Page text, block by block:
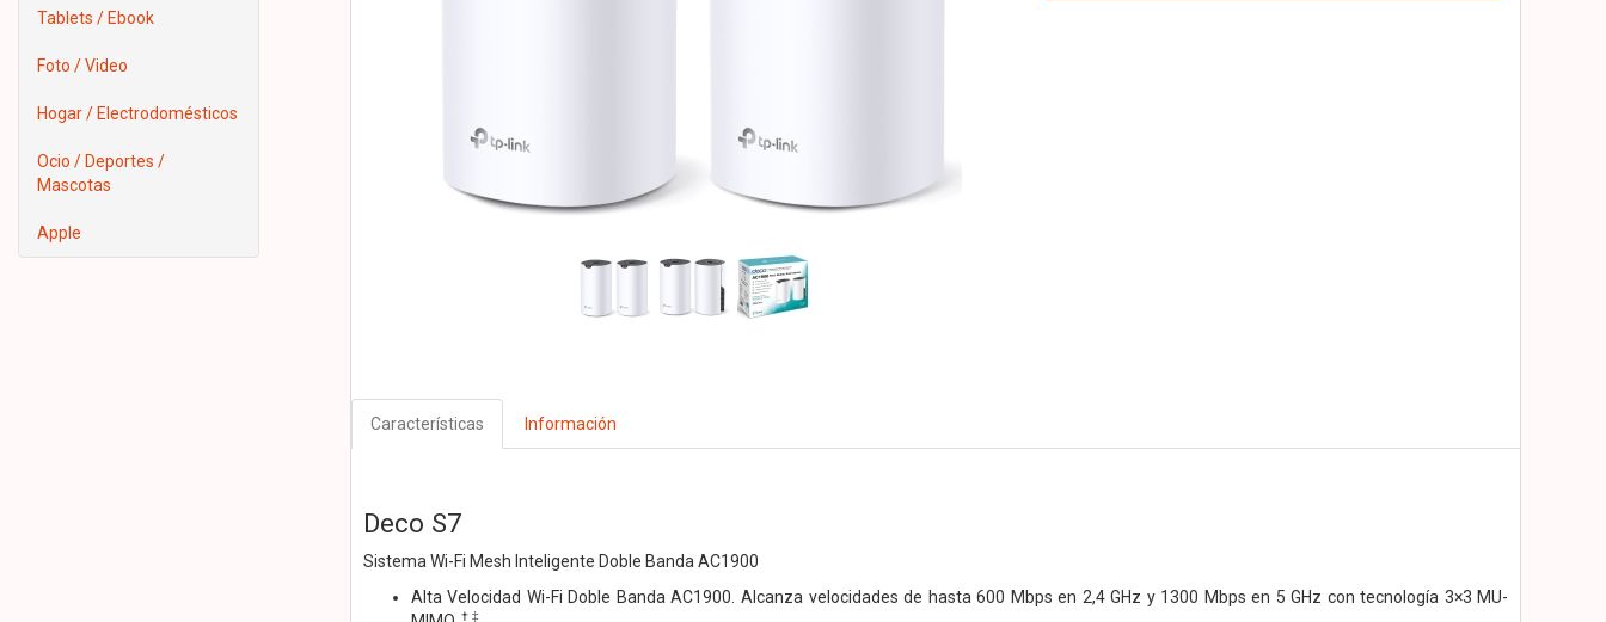
Tablets / Ebook
Foto / Video
Hogar / Electrodomésticos
Ocio / Deportes /
Mascotas
Apple
Características Información
Deco S7
Sistema Wi-Fi Mesh Inteligente Doble Banda AC1900
Alta Velocidad Wi-Fi Doble Banda AC1900. Alcanza velocidades de hasta 600 Mbps en 2,4 GHz y 1300 Mbps en 5 GHz con tecnología 3×3 MU-
† ‡